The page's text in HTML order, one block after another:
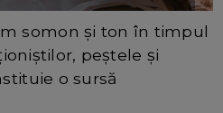
somon și ton în timpul
peștele și
o sursă